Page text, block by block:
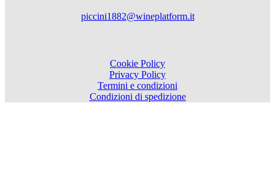
piccini1882@wineplatform.it
Cookie Policy
Privacy Policy
Termini e condizioni
Condizioni di spedizione